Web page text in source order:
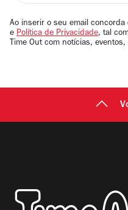
email
Ao inserir o seu email concorda
e Política de Privacidade, tal
Time Out com notícias,